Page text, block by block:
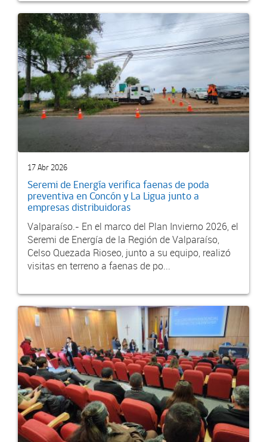
17 Abr 2026
Seremi de Energía verifica faenas de poda
preventiva en Concón y La Ligua junto a
empresas distribuidoras
Valparaíso.- En el marco del Plan Invierno 2026, el
Seremi de Energía de la Región de Valparaíso,
Celso Quezada Rioseo, junto a su equipo, realizó
visitas en terreno a faenas de po...